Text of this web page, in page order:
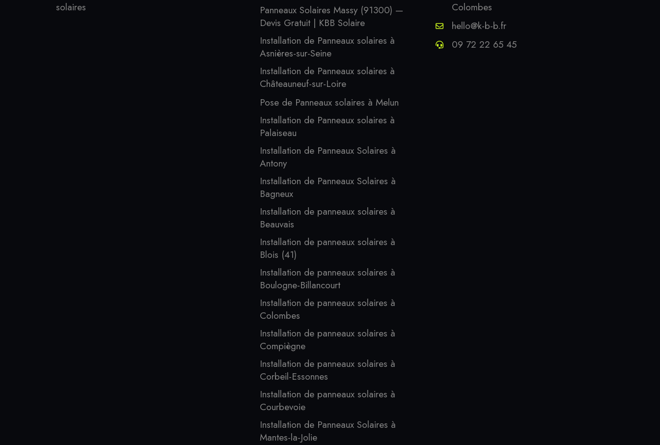
solaires
Panneaux Solaires Massy (91300) —
Devis Gratuit | KBB Solaire
Installation de Panneaux solaires à
Asnières-sur-Seine
Installation de Panneaux solaires à
Châteauneuf-sur-Loire
Pose de Panneaux solaires à Melun
Installation de Panneaux solaires à
Palaiseau
Installation de Panneaux Solaires à
Antony
Installation de Panneaux Solaires à
Bagneux
Installation de panneaux solaires à
Beauvais
Installation de panneaux solaires à
Blois (41)
Installation de panneaux solaires à
Boulogne-Billancourt
Installation de panneaux solaires à
Colombes
Installation de panneaux solaires à
Compiègne
Installation de panneaux solaires à
Corbeil-Essonnes
Installation de panneaux solaires à
Courbevoie
Installation de Panneaux Solaires à
Mantes-la-Jolie
Colombes
hello@k-b-b.fr
09 72 22 65 45